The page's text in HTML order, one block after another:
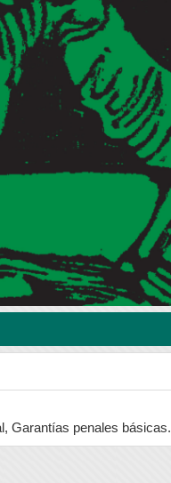
Garantías penales básicas.